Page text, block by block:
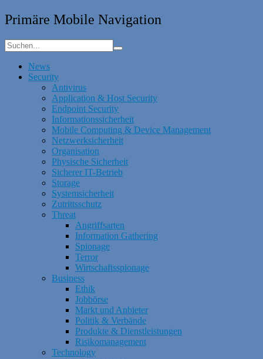
Primäre Mobile Navigation
News
Security
Antivirus
Application & Host Security
Endpoint Security
Informationssicherheit
Mobile Computing & Device Management
Netzwerksicherheit
Organisation
Physische Sicherheit
Sicherer IT-Betrieb
Storage
Systemsicherheit
Zutrittsschutz
Threat
Angriffsarten
Information Gathering
Spionage
Terror
Wirtschaftsspionage
Business
Ethik
Jobbörse
Markt und Anbieter
Politik & Verbände
Produkte & Dienstleistungen
Risikomanagement
Technology